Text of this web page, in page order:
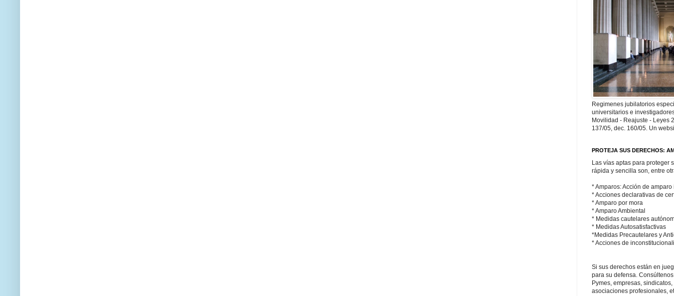
Regimenes jubilatorios
universitarios e
Movilidad - Reajuste - Leyes
137/05, dec. 160/05. Un
PROTEJA SUS DERECHOS:
Las vías aptas para proteger
rápida y sencilla son, entre
* Amparos: Acción de
* Acciones declarativas de
* Amparo por mora
* Amparo Ambiental
* Medidas cautelares
* Medidas Autosatisfactivas
*Medidas Precautelares y
* Acciones de
Si sus derechos están en
para su defensa.
Pymes, empresas,
asociaciones profesionales,